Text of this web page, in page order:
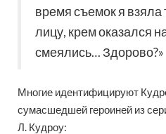
время съемок я взяла
лицу, крем оказался
смеялись… Здорово?»
Многие идентифицируют
сумасшедшей героиней из
Л. Кудроу: